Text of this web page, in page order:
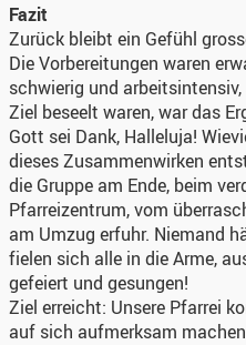
Fazit
Zurück bleibt ein Gefühl
Die Vorbereitungen waren
schwierig und
Ziel beseelt waren, war das
Gott sei Dank, Halleluja!
dieses Zusammenwirken
die Gruppe am Ende, beim
Pfarreizentrum, vom
am Umzug erfuhr. Niemand
fielen sich alle in die Arme,
gefeiert und gesungen!
Ziel erreicht: Unsere Pfarrei
auf sich aufmerksam